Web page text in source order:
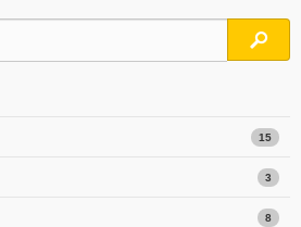
検索
15
3
8